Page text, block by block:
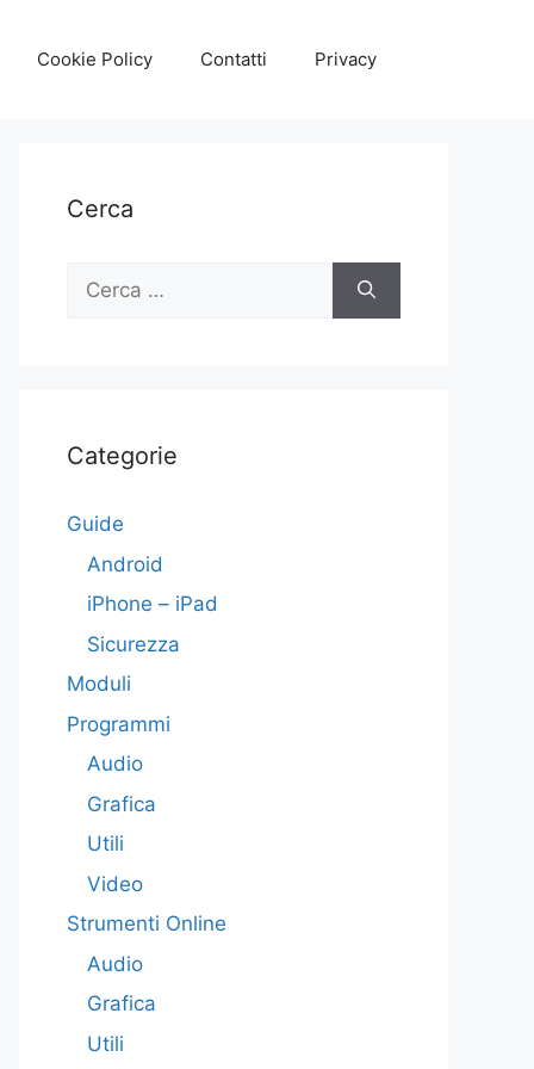
Cookie Policy Contatti Privacy
Cerca
Ricerca
Categorie
Guide
Android
iPhone – iPad
Sicurezza
Moduli
Programmi
Audio
Grafica
Utili
Video
Strumenti Online
Audio
Grafica
Utili